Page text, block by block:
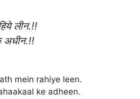
लीन.!!
अधीन.!!
mein rahiye leen.
ke adheen.